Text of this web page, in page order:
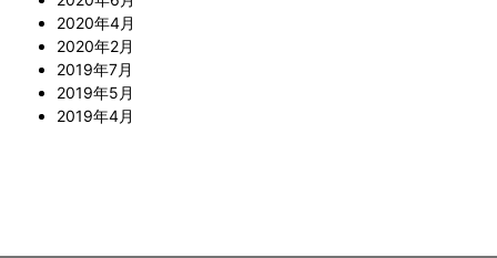
2020年4月
2020年2月
2019年7月
2019年5月
2019年4月